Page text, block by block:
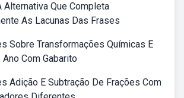
Alternativa Que Completa
As Lacunas Das Frases
Sobre Transformações Químicas E
Com Gabarito
Adição E Subtração De Frações Com